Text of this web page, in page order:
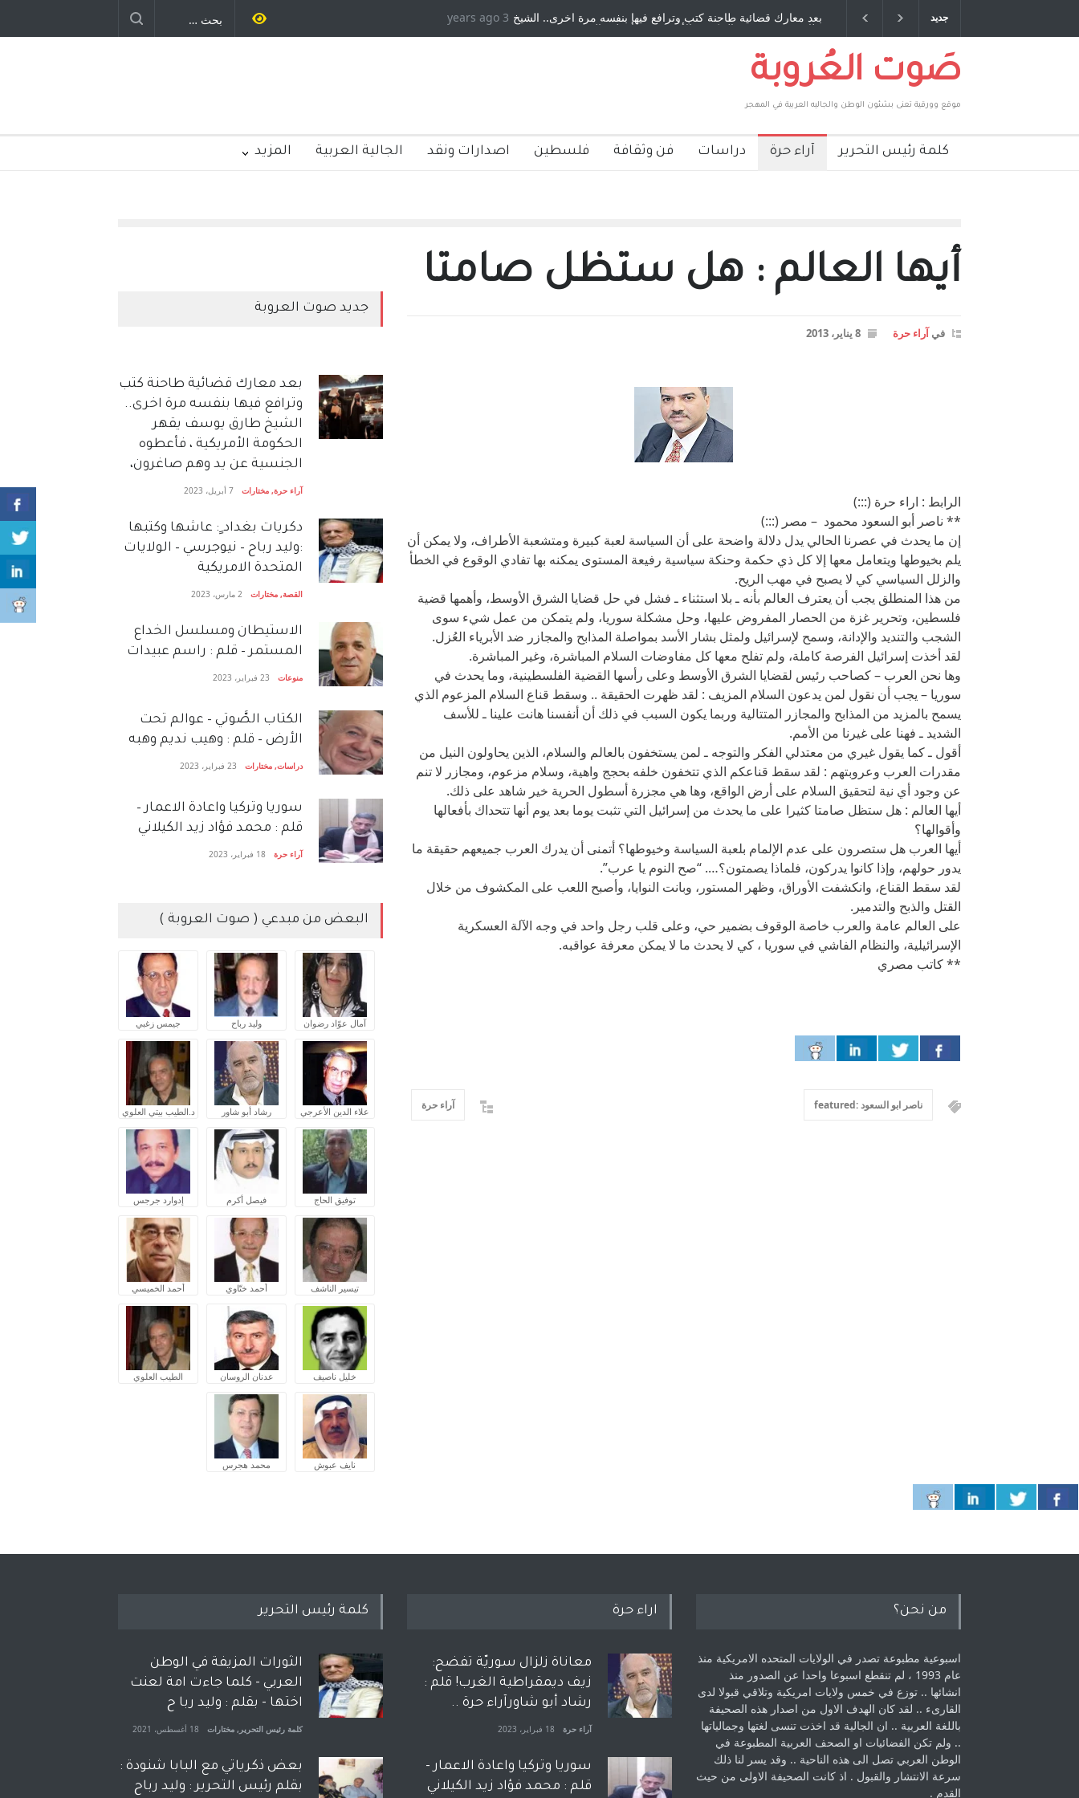
جديد دكريات بغداد ٍ: عاشها وكتبها :وليد رباح – نيوجرسي – الولايات المتحدة
الامريكية
بعد معارك قضائية طاحنة كتب وترافع فيها بنفسه مرة اخرى.. الشيخ
طارق يوسف يقهر الحكومة الأمريكية ، فأعطوه الجنسية عن يد وهم
صاغرون،
عمري ، صبحي مخلوف : بقلم : سعد الله 3 years ago
صَوت العُروبة
موقع وورقية تعنى بشئون الوطن والجاليه العربية في المهجر
كلمة رئيس التحرير آراء حرة دراسات فن وثقافة فلسطين اصدارات ونقد الجالية العربية المزيد
أيها العالم : هل ستظل صامتا
فيآراء حرة 8 يناير، 2013
الرابط : اراء حرة (:::)
** ناصر أبو السعود محمود – مصر (:::)
إن ما يحدث في عصرنا الحالي يدل دلالة واضحة على أن السياسة لعبة كبيرة ومتشعبة الأطراف، ولا يمكن أن
يلم بخيوطها ويتعامل معها إلا كل ذي حكمة وحنكة سياسية رفيعة المستوى يمكنه بها تفادي الوقوع في الخطأ
والزلل السياسي كي لا يصبح في مهب الريح.
من هذا المنطلق يجب أن يعترف العالم بأنه ـ بلا استثناء ـ فشل في حل قضايا الشرق الأوسط، وأهمها قضية
فلسطين، وتحرير غزة من الحصار المفروض عليها، وحل مشكلة سوريا، ولم يتمكن من عمل شيء سوى
الشجب والتنديد والإدانة، وسمح لإسرائيل ولمثل بشار الأسد بمواصلة المذابح والمجازر ضد الأبرياء العُزل.
لقد أخذت إسرائيل الفرصة كاملة، ولم تفلح معها كل مفاوضات السلام المباشرة، وغير المباشرة.
وها نحن العرب – كصاحب رئيس لقضايا الشرق الأوسط وعلى رأسها القضية الفلسطينية، وما يحدث في
سوريا – يجب أن نقول لمن يدعون السلام المزيف : لقد ظهرت الحقيقة .. وسقط قناع السلام المزعوم الذي
يسمح بالمزيد من المذابح والمجازر المتتالية وربما يكون السبب في ذلك أن أنفسنا هانت علينا ـ للأسف
الشديد ـ فهنا على غيرنا من الأمم.
أقول ـ كما يقول غيري من معتدلي الفكر والتوجه ـ لمن يستخفون بالعالم والسلام، الذين يحاولون النيل من
مقدرات العرب وعروبتهم : لقد سقط قناعكم الذي تتخفون خلفه بحجج واهية، وسلام مزعوم، ومجازر لا تنم
عن وجود أي نية لتحقيق السلام على أرض الواقع، وها هي مجزرة أسطول الحرية خير شاهد على ذلك.
أيها العالم : هل ستظل صامتا كثيرا على ما يحدث من إسرائيل التي تثبت يوما بعد يوم أنها تتحداك بأفعالها
وأقوالها؟
أيها العرب هل ستصرون على عدم الإلمام بلعبة السياسة وخيوطها؟ أتمنى أن يدرك العرب جميعهم حقيقة ما
يدور حولهم، وإذا كانوا يدركون، فلماذا يصمتون؟…. “صح النوم يا عرب”.
لقد سقط القناع، وانكشفت الأوراق، وظهر المستور، وبانت النوايا، وأصبح اللعب على المكشوف من خلال
القتل والذبح والتدمير.
على العالم عامة والعرب خاصة الوقوف بضمير حي، وعلى قلب رجل واحد في وجه الآلة العسكرية
الإسرائيلية، والنظام الفاشي في سوريا ، كي لا يحدث ما لا يمكن معرفة عواقبه.
** كاتب مصري
ناصر ابو السعود :featured آراء حرة
جديد صوت العروبة
بعد معارك قضائية طاحنة كتب
وترافع فيها بنفسه مرة اخرى..
الشيخ طارق يوسف يقهر
الحكومة الأمريكية ، فأعطوه
الجنسية عن يد وهم صاغرون،
آراء حرة, مختارات 7 أبريل، 2023
دكريات بغداد ٍ: عاشها وكتبها
:وليد رباح – نيوجرسي – الولايات
المتحدة الامريكية
القصة, مختارات 2 مارس، 2023
الاستيطان ومسلسل الخداع
المستمر – قلم : راسم عبيدات
منوعات 23 فبراير، 2023
الكتاب الصَّوتي – عوالم تحت
الأرض – قلم : وهيب نديم وهبه
دراسات, مختارات 23 فبراير، 2023
سوريا وتركيا واعادة الاعمار –
قلم : محمد فؤاد زيد الكيلاني
آراء حرة 18 فبراير، 2023
البعض من مبدعي ( صوت العروبة )
آمال عوّاد رضوان وليد رباح جيمس زغبي
علاء الدين الأعرجي رشاد أبو شاور د.الطيب بيتي العلوي
توفيق الحاج فيصل أكرم إدوارد جرجس
تيسير الناشف أحمد ختّاوي أحمد الخميسي
خليل ناصيف عدنان الروسان الطيب العلوي
نايف عبوش محمد هجرس
من نحن؟
اسبوعية مطبوعة تصدر في الولايات المتحده الامريكية منذ
عام 1993 ، لم ‏تنقطع اسبوعا واحدا عن الصدور منذ
انشائها .. توزع في خمس ولايات امريكية ‏وتلاقي قبولا لدى
القارىء ..‏ لقد كان الهدف الاول من اصدار هذه الصحيفة
باللغة العربية .. ان الجالية قد اخذت ‏تنسى لغتها وجمالياتها
.. ولم تكن الفضائيات او الصحف العربية المطبوعة في
الوطن ‏العربي تصل الى هذه الناحية .. وقد يسر لنا ذلك
سرعة الانتشار والقبول . اذ كانت ‏الصحيفة الاولى من حيث
القدم . ‏
اراء حرة
معاناة زلزال سوريّة تفضح:
زيف ديمقراطية الغرب! قلم :
رشاد أبو شاورآراء حرة ..
آراء حرة 18 فبراير، 2023
سوريا وتركيا واعادة الاعمار -
قلم : محمد فؤاد زيد الكيلاني
كلمة رئيس التحرير
الثورات المزيفة في الوطن
العربي - كلما جاءت امة لعنت
اختها - بقلم : وليد ربا ح
كلمة رئيس التحرير , مختارات 18 أغسطس، 2021
بعض ذكرياتي مع البابا شنودة :
بقلم رئيس التحرير : وليد رباح